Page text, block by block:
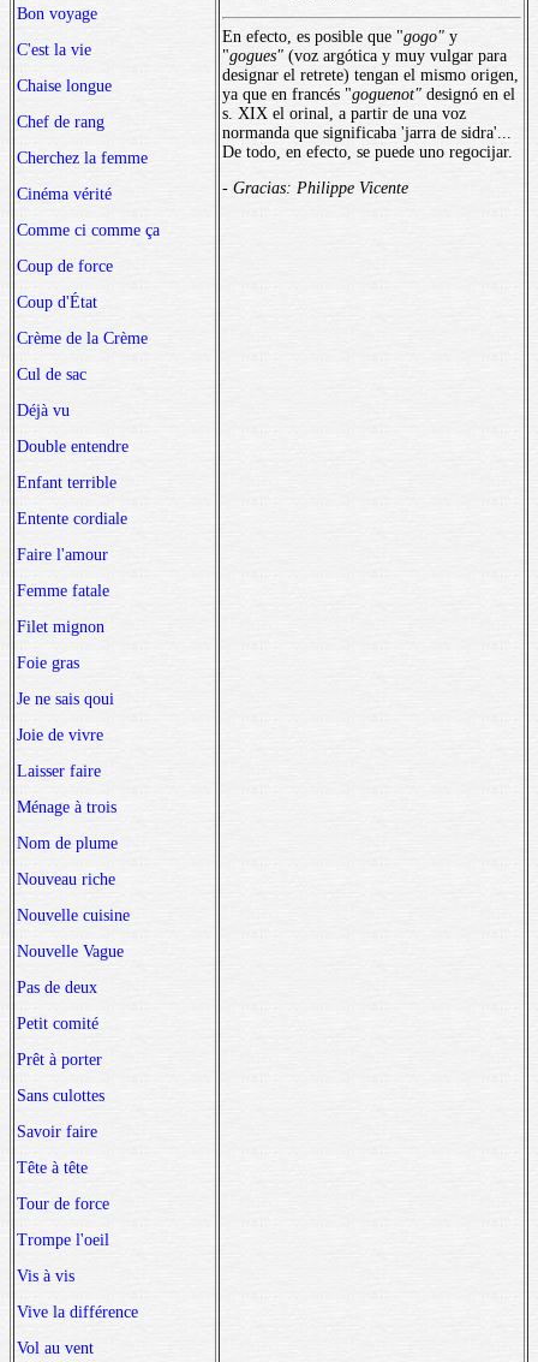
Bon voyage
C'est la vie
Chaise longue
Chef de rang
Cherchez la femme
Cinéma vérité
Comme ci comme ça
Coup de force
Coup d'État
Crème de la Crème
Cul de sac
Déjà vu
Double entendre
Enfant terrible
Entente cordiale
Faire l'amour
Femme fatale
Filet mignon
Foie gras
Je ne sais qoui
Joie de vivre
Laisser faire
Ménage à trois
Nom de plume
Nouveau riche
Nouvelle cuisine
Nouvelle Vague
Pas de deux
Petit comité
Prêt à porter
Sans culottes
Savoir faire
Tête à tête
Tour de force
Trompe l'oeil
Vis à vis
Vive la différence
Vol au vent
En efecto, es posible que "gogo" y
"gogues" (voz argótica y muy vulgar para
designar el retrete) tengan el mismo origen,
ya que en francés "goguenot" designó en el
s. XIX el orinal, a partir de una voz
normanda que significaba 'jarra de sidra'...
De todo, en efecto, se puede uno regocijar.
- Gracias: Philippe Vicente